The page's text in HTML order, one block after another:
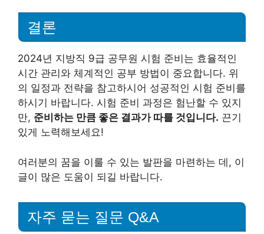
결론
2024년 지방직 9급 공무원 시험 준비는 효율적인
시간 관리와 체계적인 공부 방법이 중요합니다. 위
의 일정과 전략을 참고하시어 성공적인 시험 준비를
하시기 바랍니다. 시험 준비 과정은 험난할 수 있지
만, 준비하는 만큼 좋은 결과가 따를 것입니다. 끈기
있게 노력해보세요!
여러분의 꿈을 이룰 수 있는 발판을 마련하는 데, 이
글이 많은 도움이 되길 바랍니다.
자주 묻는 질문 Q&A